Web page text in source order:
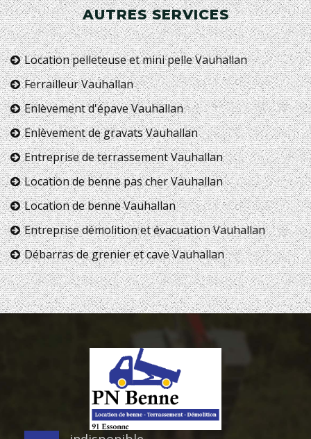
AUTRES SERVICES
Location pelleteuse et mini pelle Vauhallan
Ferrailleur Vauhallan
Enlèvement d'épave Vauhallan
Enlèvement de gravats Vauhallan
Entreprise de terrassement Vauhallan
Location de benne pas cher Vauhallan
Location de benne Vauhallan
Entreprise démolition et évacuation Vauhallan
Débarras de grenier et cave Vauhallan